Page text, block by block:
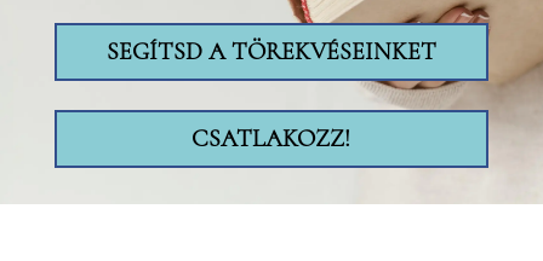
SEGÍTSD A TÖREKVÉSEINKET
CSATLAKOZZ!